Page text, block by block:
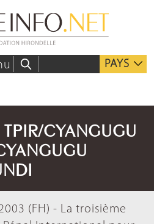
PAYS
CYANGUGU
(FH) - La troisième